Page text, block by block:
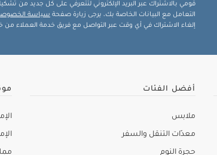
قومي بالاشتراك عبر البريد الإلكتروني لتتعرفي على كل جديد من
التعامل مع البيانات الخاصة بك، يرجى زيارة صفحة سياسة
إلغاء الاشتراك في أي وقت عبر التواصل مع فريق خدمة العملاء من
أفضل الفئات
ملابس
معدّات التنقل والسفر
حجرة النوم